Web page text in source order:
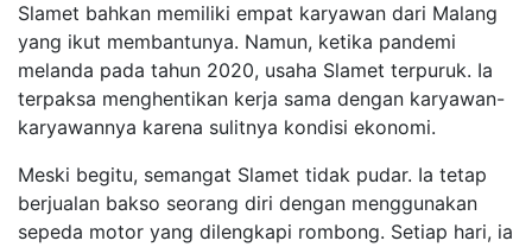
Slamet bahkan memiliki empat karyawan dari Malang
yang ikut membantunya. Namun, ketika pandemi
melanda pada tahun 2020, usaha Slamet terpuruk. Ia
terpaksa menghentikan kerja sama dengan karyawan-
karyawannya karena sulitnya kondisi ekonomi.
Meski begitu, semangat Slamet tidak pudar. Ia tetap
berjualan bakso seorang diri dengan menggunakan
sepeda motor yang dilengkapi rombong. Setiap hari, ia